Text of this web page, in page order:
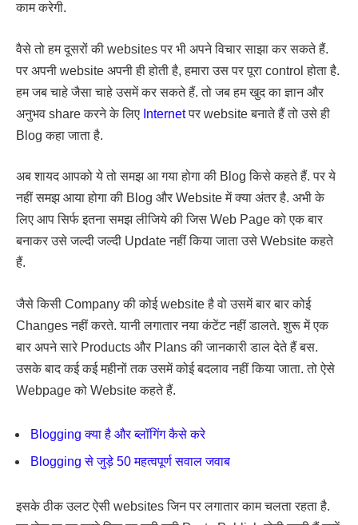
काम करेगी.
वैसे तो हम दूसरों की websites पर भी अपने विचार साझा कर सकते हैं.
पर अपनी website अपनी ही होती है, हमारा उस पर पूरा control होता है.
हम जब चाहे जैसा चाहे उसमें कर सकते हैं. तो जब हम खुद का ज्ञान और
अनुभव share करने के लिए Internetपर website बनाते हैं तो उसे ही
Blog कहा जाता है.
अब शायद आपको ये तो समझ आ गया होगा की Blog किसे कहते हैं. पर ये
नहीं समझ आया होगा की Blog और Website में क्या अंतर है. अभी के
लिए आप सिर्फ इतना समझ लीजिये की जिस Web Page को एक बार
बनाकर उसे जल्दी जल्दी Update नहीं किया जाता उसे Website कहते
हैं.
जैसे किसी Company की कोई website है वो उसमें बार बार कोई
Changes नहीं करते. यानी लगातार नया कंटेंट नहीं डालते. शुरू में एक
बार अपने सारे Products और Plans की जानकारी डाल देते हैं बस.
उसके बाद कई कई महीनों तक उसमें कोई बदलाव नहीं किया जाता. तो ऐसे
Webpage को Website कहते हैं.
Blogging क्या है और ब्लॉगिंग कैसे करे
Blogging से जुड़े 50 महत्वपूर्ण सवाल जवाब
इसके ठीक उलट ऐसी websites जिन पर लगातार काम चलता रहता है.